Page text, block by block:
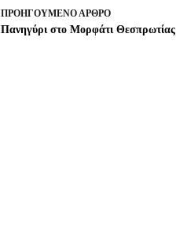
ΠΡΟΗΓΟΎΜΕΝΟΆΡΘΡΟ
Πανηγύρι στο Μορφάτι Θεσπρωτίας